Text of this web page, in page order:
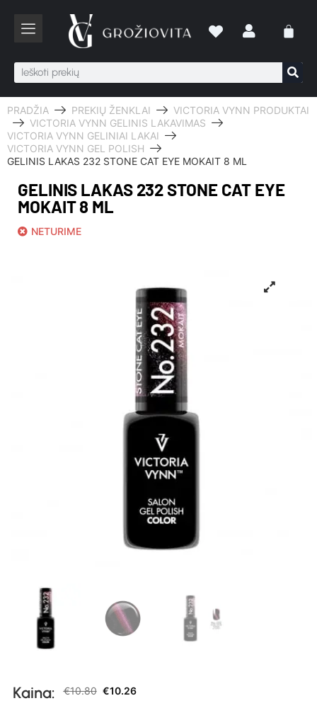
PRADŽIA PREKIŲ ŽENKLAI
VICTORIA VYNN PRODUKTAI
VICTORIA VYNN GELINIS LAKAVIMAS
VICTORIA VYNN GELINIAI LAKAI
VICTORIA VYNN GEL POLISH
GELINIS LAKAS 232 STONE CAT EYE MOKAIT 8 ML
GELINIS LAKAS 232 STONE CAT EYE
MOKAIT 8 ML
NETURIME
Kaina: €10.80 €10.26